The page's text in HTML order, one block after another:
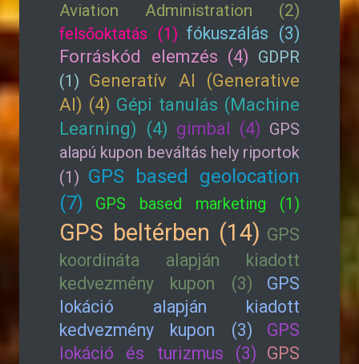
Aviation Administration (2)
felsőoktatás (1) fókuszálás (3)
Forráskód elemzés (4) GDPR
(1) Generatív AI (Generative
AI) (4) Gépi tanulás (Machine
Learning) (4) gimbal (4) GPS
alapú kupon beváltás hely riportok
(1) GPS based geolocation
(7)
GPS based marketing (1)
GPS beltérben (14) GPS
koordináta alapján kiadott
kedvezmény kupon (3)
GPS
lokáció alapján kiadott
kedvezmény kupon (3)
GPS
lokáció és turizmus (3) GPS